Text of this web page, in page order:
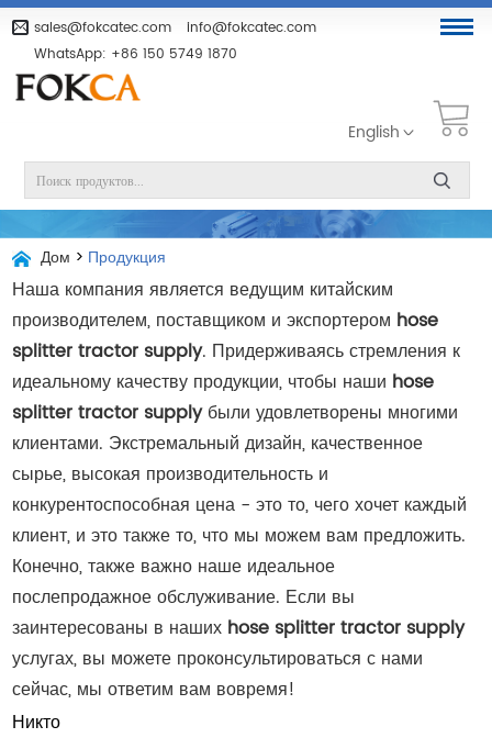
sales@fokcatec.com
info@fokcatec.com
WhatsApp: +86 150 5749 1870
English
Дом > Продукция
Наша компания является ведущим китайским
производителем, поставщиком и экспортером hose
splitter tractor supply. Придерживаясь стремления к
идеальному качеству продукции, чтобы наши hose
splitter tractor supplyбыли удовлетворены многими
клиентами. Экстремальный дизайн, качественное
сырье, высокая производительность и
конкурентоспособная цена - это то, чего хочет каждый
клиент, и это также то, что мы можем вам предложить.
Конечно, также важно наше идеальное
послепродажное обслуживание. Если вы
заинтересованы в наших hose splitter tractor supply
услугах, вы можете проконсультироваться с нами
сейчас, мы ответим вам вовремя!
Никто